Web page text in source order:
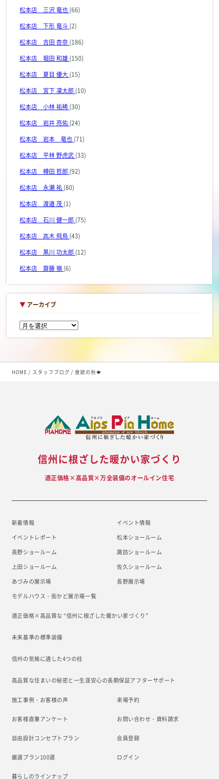
HOME スタッフブログ 食欲の秋🍁
松本店 三沢 竜也 (66)
松本店 下形 竜斗 (2)
松本店 吉田 杏奈 (186)
松本店 堀田 和雄 (150)
松本店 夏目 優大 (15)
松本店 宮下 凜太郎 (10)
松本店 小林 祐稀 (30)
松本店 岩井 亮佑 (24)
松本店 岩本 竜也 (71)
松本店 平林 野虎武 (33)
松本店 樽田 哲郎 (92)
松本店 永瀬 祐 (80)
松本店 渡邉 茂 (1)
松本店 石川 健一郎 (75)
松本店 髙木 飛鳥 (43)
松本店 黒川 功太郎 (12)
松本店 齋藤 嶺 (6)
▼ アーカイブ
信州に根ざした暖かい家づくり
適正価格×高品質×万全装備のオールイン住宅
新着情報
イベント情報
イベントレポート
松本ショールーム
長野ショールーム
諏訪ショールーム
上田ショールーム
佐久ショールーム
あづみの展示場
長野展示場
モデルハウス・街かど展示場一覧
適正価格×高品質な “信州に根ざした暖かい家づくり”
未来基準の標準装備
信州の気候に適した4つの柱
高品質な住まいの秘密と一生涯安心の長期保証アフターサポート
施工事例・お客様の声
お客様直筆アンケート
自由設計コンセプトプラン
厳選プラン100選
暮らしのラインナップ
来場予約
お問い合わせ・資料請求
会員登録
ログイン